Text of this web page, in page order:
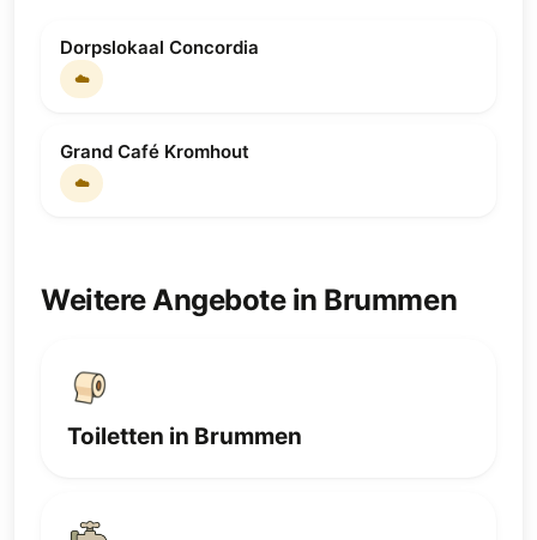
Dorpslokaal Concordia
☁️
Grand Café Kromhout
☁️
Weitere Angebote in Brummen
Toiletten in Brummen